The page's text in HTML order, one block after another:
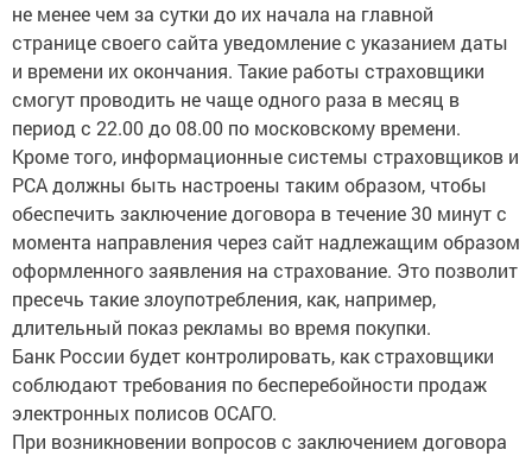
не менее чем за сутки до их начала на главной
странице своего сайта уведомление с указанием даты
и времени их окончания. Такие работы страховщики
смогут проводить не чаще одного раза в месяц в
период с 22.00 до 08.00 по московскому времени.
Кроме того, информационные системы страховщиков и
РСА должны быть настроены таким образом, чтобы
обеспечить заключение договора в течение 30 минут с
момента направления через сайт надлежащим образом
оформленного заявления на страхование. Это позволит
пресечь такие злоупотребления, как, например,
длительный показ рекламы во время покупки.
Банк России будет контролировать, как страховщики
соблюдают требования по бесперебойности продаж
электронных полисов ОСАГО.
При возникновении вопросов с заключением договора